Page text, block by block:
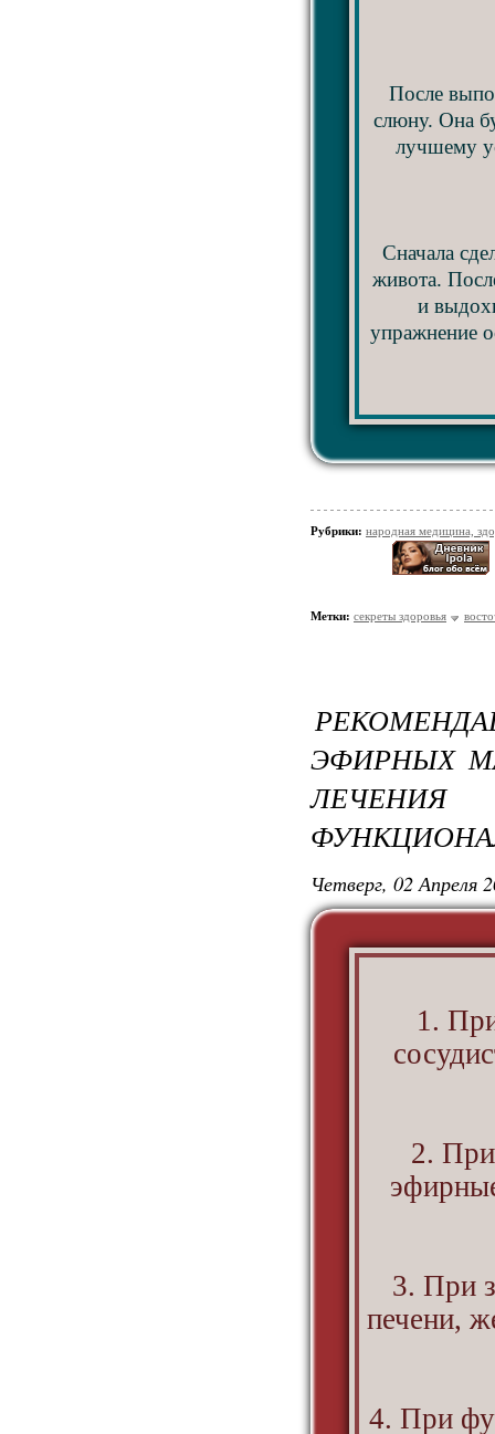
После
слюну. Она
лучшему
Сначала
живота.
и
упражнение
Рубрики: народная медицина,
Метки: секреты здоровья
ЭФИРНЫХ
Четверг, 02 Апреля
1.
2. При
3. При
печени,
4. При